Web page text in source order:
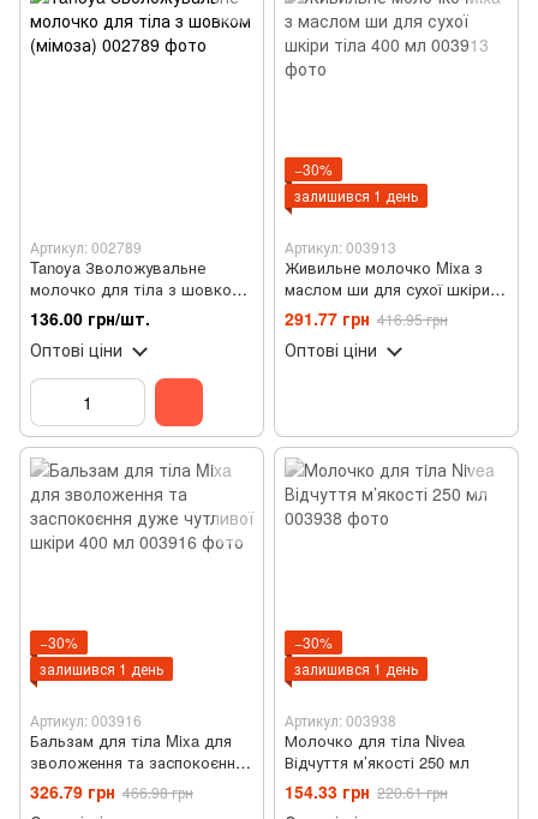
Артикул: 002789
Tanoya Зволожувальне
молочко для тіла з шовком
(мімоза)
136.00 грн/шт.
Оптові ціни
−30%
залишився 1 день
Артикул: 003913
Живильне молочко Mixa з
маслом ши для сухої шкіри
тіла 400 мл
291.77 грн 416.95 грн
Оптові ціни
−30%
залишився 1 день
Артикул: 003916
Бальзам для тіла Mixa для
зволоження та заспокоєння
дуже чутливої шкіри 400 мл
326.79 грн 466.98 грн
−30%
залишився 1 день
Артикул: 003938
Молочко для тiла Nivea
Відчуття м’якості 250 мл
154.33 грн 220.61 грн